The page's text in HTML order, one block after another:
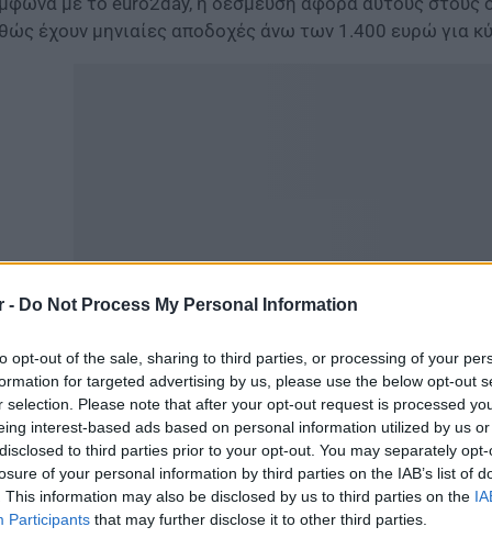
- Do Not Process My Personal Information
opt-out of the sale, sharing to third parties, or processing of your
for targeted advertising by us, please use the below opt-out
selection. Please note that after your opt-out request is processed
interest-based ads based on personal information utilized by us
to third parties prior to your opt-out. You may separately
of your personal information by third parties on the IAB’s list of
This information may also be disclosed by us to third parties on the
Participants that may further disclose it to other third parties.
έχουν μηνιαίες αποδοχές άνω των 1.400 ευρώ για
υπουργείο Εργασίας γνωρίζουν πως η εισφορά από
σε κύριες και επικουρικές αντίστοιχα, από το
στην γενική φορολογία, είναι ένα
Κοινωνικών Ασφαλίσεων έχουν
το μέτρο.
κατανομή της Εισφοράς δεν σημαίνει